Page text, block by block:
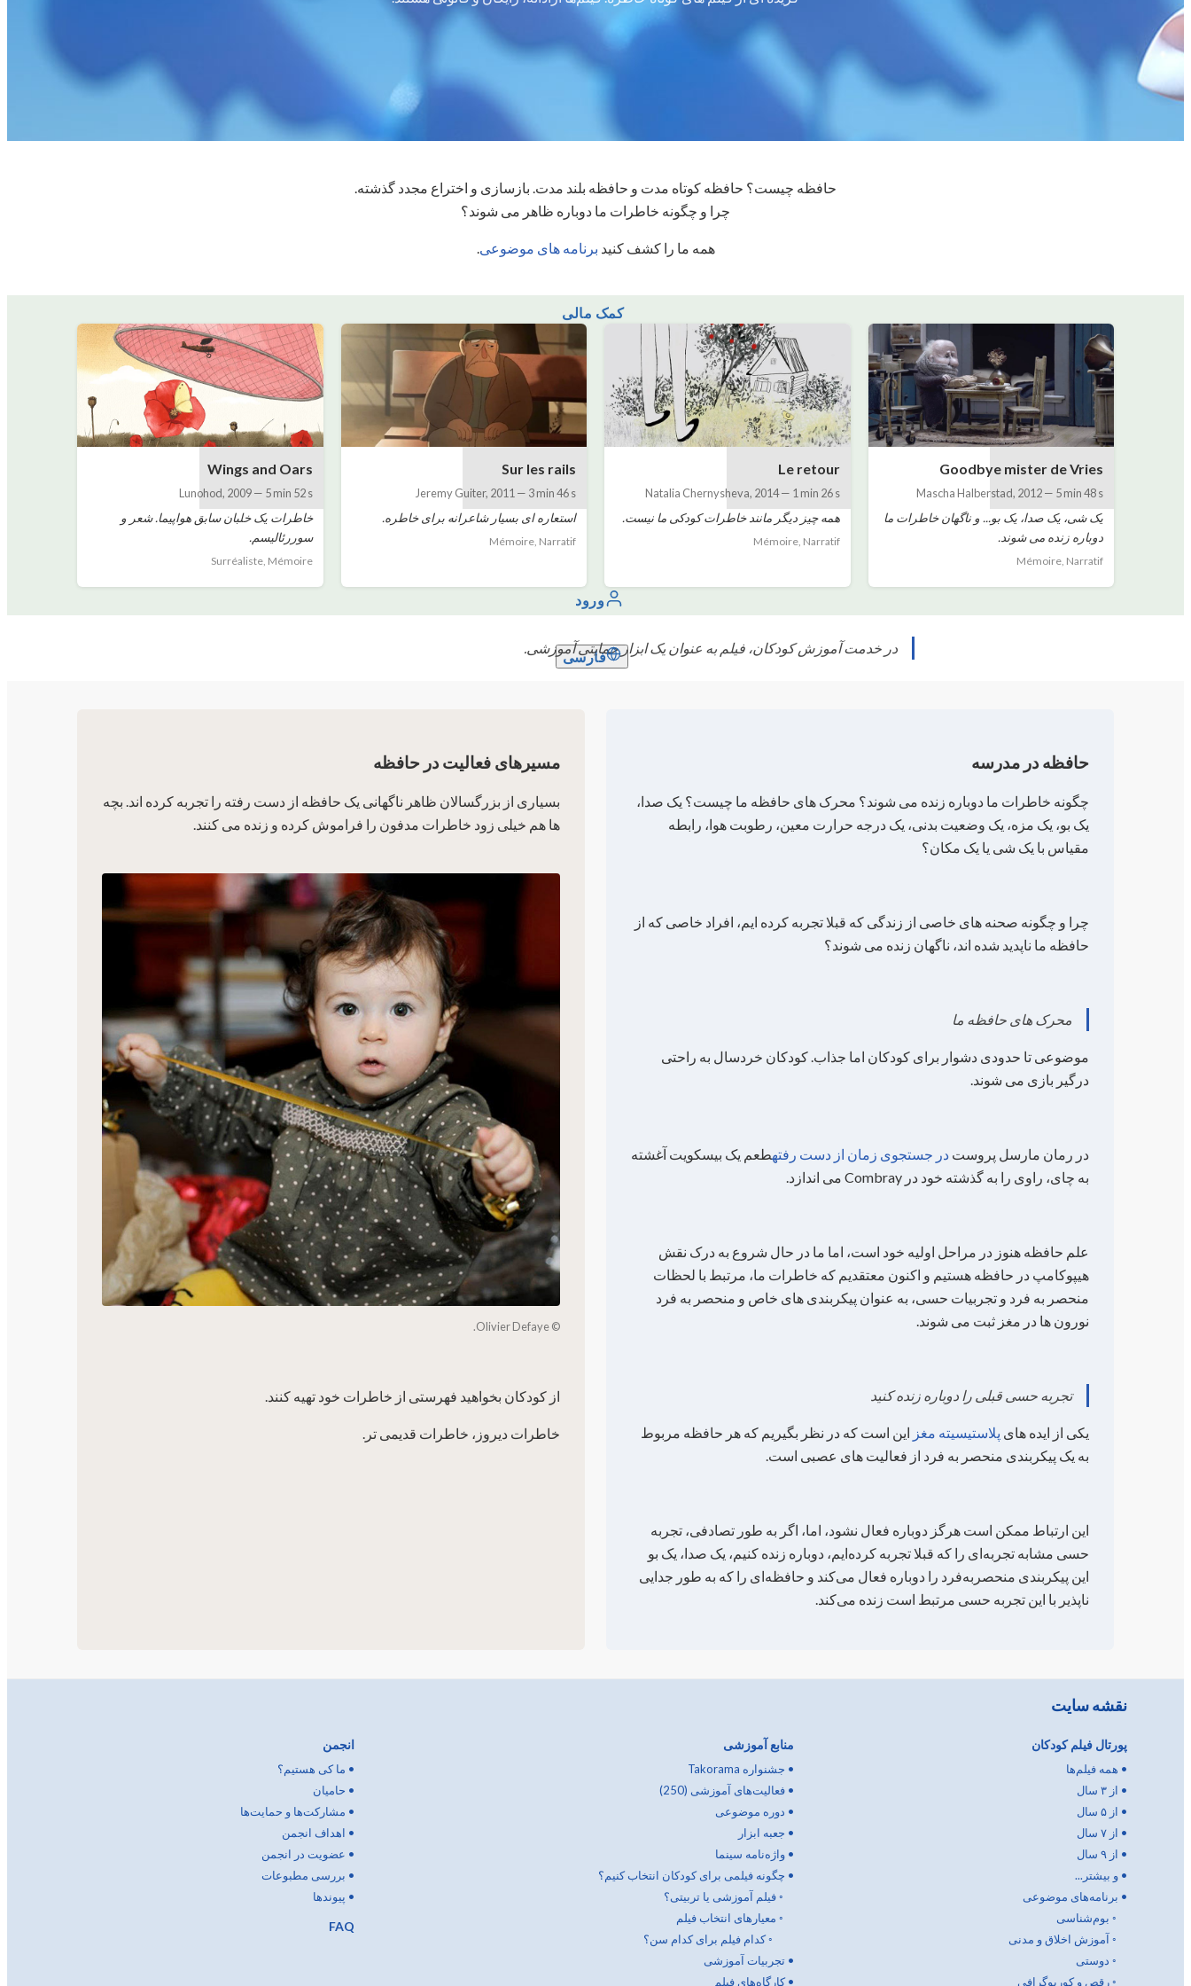
کمک مالی
ورود
فارسی
حافظه چیست؟ حافظه کوتاه مدت و حافظه بلند مدت. بازسازی و اختراع مجدد گذشته.
چرا و چگونه خاطرات ما دوباره ظاهر می شوند؟
همه ما را کشف کنید برنامه های موضوعی.
Goodbye mister de Vries
Mascha Halberstad, 2012— 5 min 48 s
یک شی، یک صدا، یک بو... و ناگهان خاطرات ما
دوباره زنده می شوند.
Mémoire, Narratif
Le retour
Natalia Chernysheva, 2014— 1 min 26 s
همه چیز دیگر مانند خاطرات کودکی ما نیست.
Mémoire, Narratif
Sur les rails
Jeremy Guiter, 2011 — 3 min 46 s
استعاره ای بسیار شاعرانه برای خاطره.
Mémoire, Narratif
Wings and Oars
Lunohod, 2009— 5 min 52 s
خاطرات یک خلبان سابق هواپیما. شعر و
سوررئالیسم.
Surréaliste, Mémoire
در خدمت آموزش کودکان، فیلم به عنوان یک ابزار حمایتی آموزشی.
حافظه در مدرسه
چگونه خاطرات ما دوباره زنده می شوند؟ محرک های حافظه ما چیست؟ یک صدا،
یک بو، یک مزه، یک وضعیت بدنی، یک درجه حرارت معین، رطوبت هوا، رابطه
مقیاس با یک شی یا یک مکان؟
چرا و چگونه صحنه های خاصی از زندگی که قبلا تجربه کرده ایم، افراد خاصی که از
حافظه ما ناپدید شده اند، ناگهان زنده می شوند؟
محرک های حافظه ما
موضوعی تا حدودی دشوار برای کودکان اما جذاب. کودکان خردسال به راحتی
درگیر بازی می شوند.
در رمان مارسل پروست در جستجوی زمان از دست رفتهطعم یک بیسکویت آغشته
به چای، راوی را به گذشته خود در Combray می اندازد.
علم حافظه هنوز در مراحل اولیه خود است، اما ما در حال شروع به درک نقش
هیپوکامپ در حافظه هستیم و اکنون معتقدیم که خاطرات ما، مرتبط با لحظات
منحصر به فرد و تجربیات حسی، به عنوان پیکربندی های خاص و منحصر به فرد
نورون ها در مغز ثبت می شوند.
تجربه حسی قبلی را دوباره زنده کنید
یکی از ایده های پلاستیسیته مغز این است که در نظر بگیریم که هر حافظه مربوط
به یک پیکربندی منحصر به فرد از فعالیت های عصبی است.
این ارتباط ممکن است هرگز دوباره فعال نشود، اما، اگر به طور تصادفی، تجربه
حسی مشابه تجربه‌ای را که قبلا تجربه کرده‌ایم، دوباره زنده کنیم، یک صدا، یک بو
این پیکربندی منحصربه‌فرد را دوباره فعال می‌کند و حافظه‌ای را که به طور جدایی
ناپذیر با این تجربه حسی مرتبط است زنده می‌کند.
مسیرهای فعالیت در حافظه
بسیاری از بزرگسالان ظاهر ناگهانی یک حافظه از دست رفته را تجربه کرده اند. بچه
ها هم خیلی زود خاطرات مدفون را فراموش کرده و زنده می کنند.
© Olivier Defaye.
از کودکان بخواهید فهرستی از خاطرات خود تهیه کنند.
خاطرات دیروز، خاطرات قدیمی تر.
نقشه سایت
پورتال فیلم کودکان
• همه فیلم‌ها
• از ۳ سال
• از ۵ سال
• از ۷ سال
• از ۹ سال
• و بیشتر...
• برنامه‌های موضوعی
◦ بوم‌شناسی
◦ آموزش اخلاق و مدنی
◦ دوستی
◦رقص و کوریوگرافی
منابع آموزشی
• جشنواره Takorama
• فعالیت‌های آموزشی (250)
• دوره موضوعی
• جعبه ابزار
• واژه‌نامه سینما
• چگونه فیلمی برای کودکان انتخاب کنیم؟
◦فیلم آموزشی یا تربیتی؟
◦ معیارهای انتخاب فیلم
◦کدام فیلم برای کدام سن؟
• تجربیات آموزشی
•کارگاه‌های فیلم
انجمن
• ما کی هستیم؟
• حامیان
• مشارکت‌ها و حمایت‌ها
• اهداف انجمن
• عضویت در انجمن
• بررسی مطبوعات
• پیوندها
FAQ